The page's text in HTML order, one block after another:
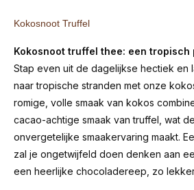
Kokosnoot Truffel
Kokosnoot truffel thee: een tropisch
Stap even uit de dagelijkse hectiek en
naar tropische stranden met onze
romige, volle smaak van kokos
cacao-achtige smaak van truffel, wat
onvergetelijke smaakervaring maakt.
zal je ongetwijfeld doen denken aan
een heerlijke chocoladereep, zo lekker